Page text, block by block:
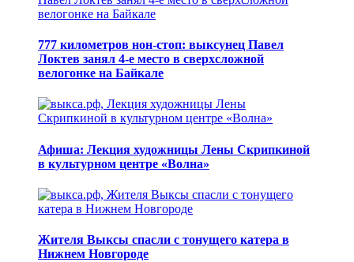
777 километров нон-стоп: выксунец Павел
Локтев занял 4-е место в сверхсложной
велогонке на Байкале
Афиша: Лекция художницы Лены Скрипкиной
в культурном центре «Волна»
Жителя Выксы спасли с тонущего катера в
Нижнем Новгороде